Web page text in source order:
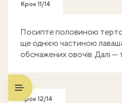
Крок 11/14
Посипте половиною
ще однією частиною
обсмажених овочів. Далі
Крок 12/14